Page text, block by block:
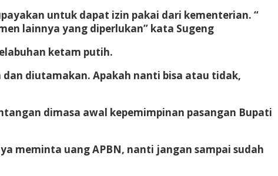
untuk dapat izin pakai dari kementerian. “
lainnya yang diperlukan” kata Sugeng
ketam putih.
dan diutamakan. Apakah nanti bisa atau tidak,
dimasa awal kepemimpinan pasangan Bupati
meminta uang APBN, nanti jangan sampai sudah